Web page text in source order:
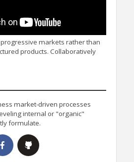
markets rather than
products. Collaboratively
market-driven processes
internal or "organic"
formulate.